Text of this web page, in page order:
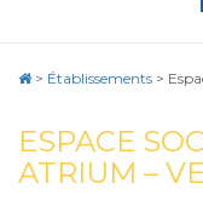
> Établissements >
ESPACE
ATRIUM –